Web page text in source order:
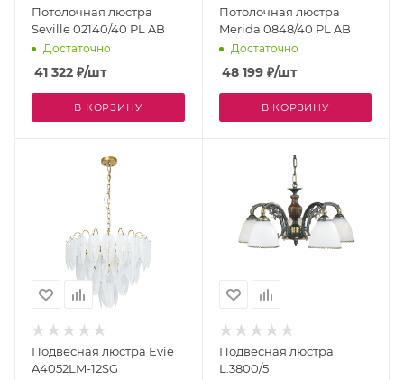
Потолочная люстра
Seville 02140/40 PL AB
Достаточно
41 322 ₽/шт
В КОРЗИНУ
Потолочная люстра
Merida 0848/40 PL AB
Достаточно
48 199₽/шт
В КОРЗИНУ
Подвесная люстра Evie
A4052LM-12SG
Подвесная люстра
L.3800/5